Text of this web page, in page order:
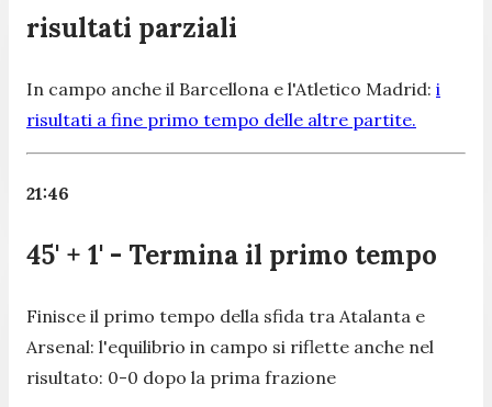
risultati parziali
In campo anche il Barcellona e l'Atletico Madrid: i
risultati a fine primo tempo delle altre partite.
21:46
45' + 1' - Termina il primo tempo
Finisce il primo tempo della sfida tra Atalanta e
Arsenal: l'equilibrio in campo si riflette anche nel
risultato: 0-0 dopo la prima frazione